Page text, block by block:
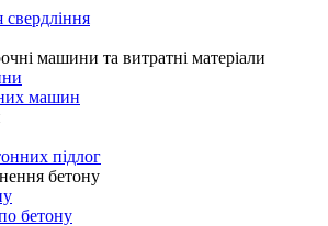
машини та витратні матеріали
машин
підлог
бетону
бетону